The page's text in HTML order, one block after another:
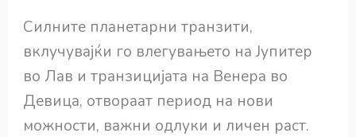
Силните планетарни транзити,
вклучувајќи го влегувањето на Јупитер
во Лав и транзицијата на Венера во
Девица, отвораат период на нови
можности, важни одлуки и личен раст.